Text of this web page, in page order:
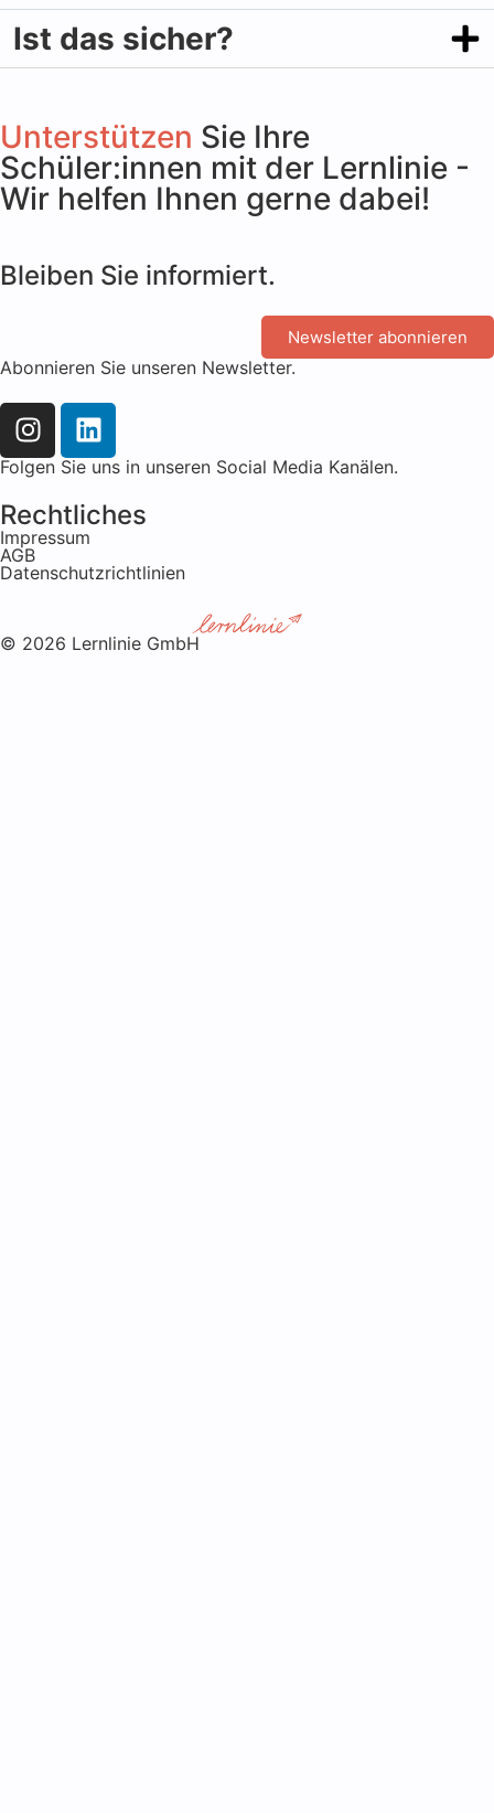
Ist das sicher?
Unterstützen Sie Ihre
Schüler:innen mit der Lernlinie -
Wir helfen Ihnen gerne dabei!
Bleiben Sie informiert.
Newsletter abonnieren
Abonnieren Sie unseren Newsletter.
Folgen Sie uns in unseren Social Media Kanälen.
Rechtliches
Impressum
AGB
Datenschutzrichtlinien
© 2026 Lernlinie GmbH